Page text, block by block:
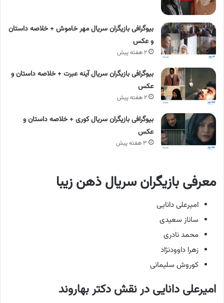
بیوگرافی بازیگران سریال مهر خاموش + خلاصه داستان
و عکس
۲ هفته پیش
بیوگرافی بازیگران سریال آینه عبرت + خلاصه داستان و
عکس
۲ هفته پیش
بیوگرافی بازیگران سریال کوری + خلاصه داستان و
عکس
۳ هفته پیش
معرفی بازیگران سریال ذهن زیبا
امیرعلی دانایی
ساناز سعیدی
محمد نادری
زهرا داوودنژاد
کوروش سلیمانی
امیرعلی دانایی در نقش دکتر بهاروند